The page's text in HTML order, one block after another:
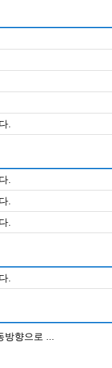
.
.
.
.
.
향으로 ...